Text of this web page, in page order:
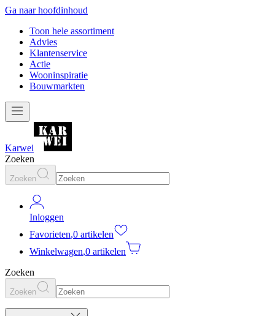
Ga naar hoofdinhoud
Toon hele assortiment
Advies
Klantenservice
Actie
Wooninspiratie
Bouwmarkten
Karwei
Zoeken
Zoeken
Inloggen
Favorieten,0 artikelen
Winkelwagen,0 artikelen
Zoeken
Zoeken